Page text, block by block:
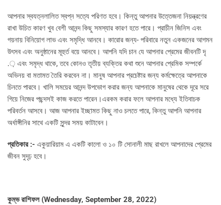
আপনার স্বযত্নলালিত স্বপ্ন সত্যে পরিণত হবে। কিন্তু আপনার উত্তেজনা নিয়ন্ত্রণের
রাখা উচিত কারণ খুব বেশী আনন্দ কিছু সমস্যার কারণ হতে পারে। প্রাচীন জিনিস এবং
গয়নায় বিনিয়োগ লাভ এবং সমৃদ্ধি আনবে। কারোর জন্য- পরিবারে নতুন একজনের আগমন
উৎসব এবং অনুষ্ঠানের মূহুর্ত বয়ে আনবে। আপনি যদি চান যে আপনার প্রেমের জীবনটি দৃ
.় এবং সমৃদ্ধ থাকে, তবে কোনও তৃতীয় ব্যক্তির কথা শুনে আপনার প্রেমিক সম্পর্কে
অভিনয় বা মতামত তৈরি করবেন না। মানুষ আপনার প্রচেষ্টার জন্য কর্মক্ষেত্রে আপনাকে
চিনতে পারবে। খালি সময়ের আনন্দ উপভোগ করার জন্য আপনাকে মানুষের থেকে দূরে সরে
গিয়ে নিজের পছন্দসই কাজ করতে পারেন।এরকম করার ফলে আপনার মধ্যে ইতিবাচক
পরিবর্তন আসবে। আজ আপনার ইচ্ছামত কিছু নাও চলতে পারে, কিন্তু আপনি আপনার
অর্ধাঙ্গীনির সাথে একটি সুন্দর সময় কাটাবেন।
প্রতিকার :- একুয়ারিয়াম এ একটি কালো ও ১০ টি সোনালী মাছ রাখলে আপনাদের প্রেমের
জীবন সুদৃঢ় হবে।
কুম্ভ রাশিফল (Wednesday, September 28, 2022)